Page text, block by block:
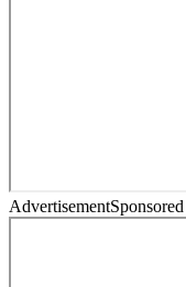
AdvertisementSponsored